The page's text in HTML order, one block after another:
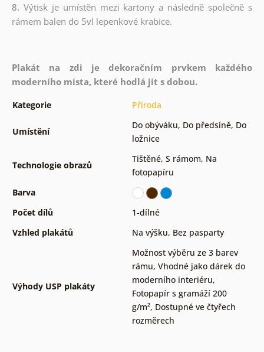
8. Výtisk je umístěn mezi kartony a následně společně s
rámem balen do 5vl lepenkové krabice.
Plakát na zdi je dekoračním prvkem každého
moderního místa, které hodlá jít s dobou.
Kategorie Příroda
Umístění
Do obýváku, Do předsíně, Do
ložnice
Technologie obrazů
Tištěné, S rámom, Na
fotopapíru
Barva
Počet dílů
1-dílné
Vzhled plakátů
Na výšku, Bez pasparty
Výhody USP plakáty
Možnost výběru ze 3 barev
rámu, Vhodné jako dárek do
moderního interiéru,
Fotopapír s gramáží 200
g/m², Dostupné ve čtyřech
rozměrech